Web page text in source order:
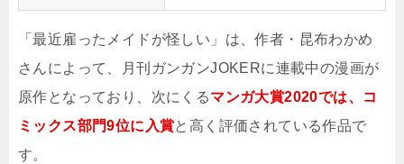
「最近雇ったメイドが怪しい」は、作者・昆布わかめ
さんによって、月刊ガンガンJOKERに連載中の漫画が
原作となっており、次にくるマンガ大賞2020では、コ
ミックス部門9位に入賞と高く評価されている作品で
す。